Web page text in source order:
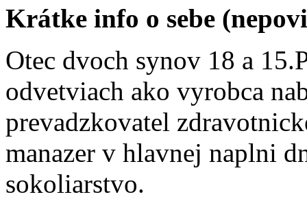
Krátke info o sebe
Otec dvoch synov 18 a
odvetviach ako vyrobca
prevadzkovatel
manazer v hlavnej naplni
sokoliarstvo.